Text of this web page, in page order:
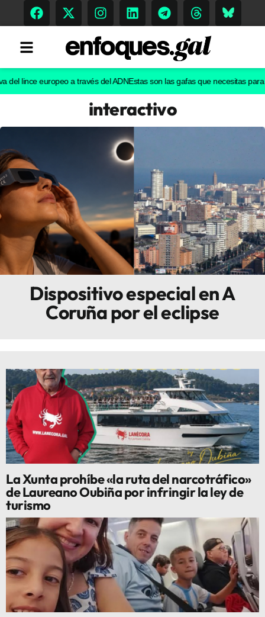
Gastronomía
Escenarios
Sostenibilidad
Innova
europeo a través del ADNEstas son las gafas que necesitas para ver
interactivo
Dispositivo especial en A
Coruña por el eclipse
La Xunta prohíbe «la ruta del narcotráfico»
de Laureano Oubiña por infringir la ley de
turismo